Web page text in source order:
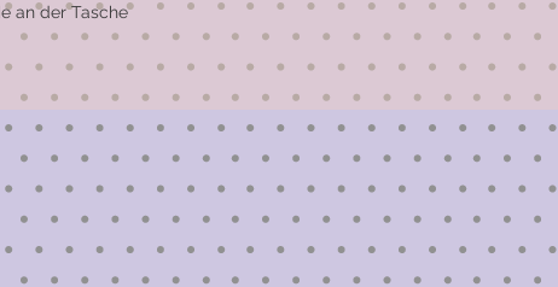
an der Tasche